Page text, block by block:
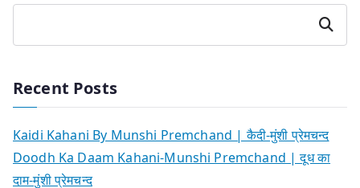
Search
Recent Posts
Kaidi Kahani By Munshi Premchand | कैदी-मुंशी प्रेमचन्द
Doodh Ka Daam Kahani-Munshi Premchand | दूध का
दाम-मुंशी प्रेमचन्द